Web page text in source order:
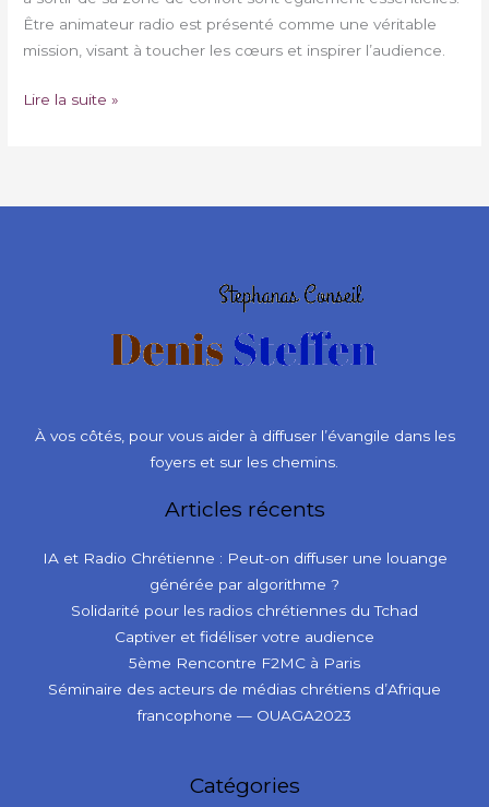
Être animateur radio est présenté comme une véritable
mission, visant à toucher les cœurs et inspirer l’audience.
Lire la suite »
À vos côtés, pour vous aider à diffuser l’évangile dans les
foyers et sur les chemins.
Articles récents
IA et Radio Chrétienne : Peut-on diffuser une louange
générée par algorithme ?
Solidarité pour les radios chrétiennes du Tchad
Captiver et fidéliser votre audience
5ème Rencontre F2MC à Paris
Séminaire des acteurs de médias chrétiens d’Afrique
francophone — OUAGA2023
Catégories